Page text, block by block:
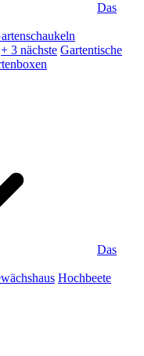
Das
+ 3 nächste Gartentische
Das
Hochbeete